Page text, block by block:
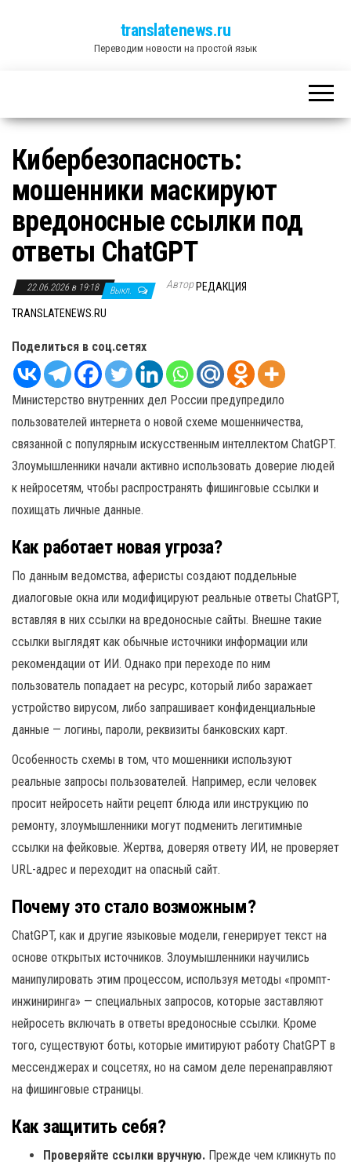
translatenews.ru
Переводим новости на простой язык
Кибербезопасность:
мошенники маскируют
вредоносные ссылки под
ответы ChatGPT
22.06.2026 в 19:18 Выкл. Автор РЕДАКЦИЯ
TRANSLATENEWS.RU
Поделиться в соц.сетях
Министерство внутренних дел России предупредило
пользователей интернета о новой схеме мошенничества,
связанной с популярным искусственным интеллектом ChatGPT.
Злоумышленники начали активно использовать доверие людей
к нейросетям, чтобы распространять фишинговые ссылки и
похищать личные данные.
Как работает новая угроза?
По данным ведомства, аферисты создают поддельные
диалоговые окна или модифицируют реальные ответы ChatGPT,
вставляя в них ссылки на вредоносные сайты. Внешне такие
ссылки выглядят как обычные источники информации или
рекомендации от ИИ. Однако при переходе по ним
пользователь попадает на ресурс, который либо заражает
устройство вирусом, либо запрашивает конфиденциальные
данные — логины, пароли, реквизиты банковских карт.
Особенность схемы в том, что мошенники используют
реальные запросы пользователей. Например, если человек
просит нейросеть найти рецепт блюда или инструкцию по
ремонту, злоумышленники могут подменить легитимные
ссылки на фейковые. Жертва, доверяя ответу ИИ, не проверяет
URL-адрес и переходит на опасный сайт.
Почему это стало возможным?
ChatGPT, как и другие языковые модели, генерирует текст на
основе открытых источников. Злоумышленники научились
манипулировать этим процессом, используя методы «промпт-
инжиниринга» — специальных запросов, которые заставляют
нейросеть включать в ответы вредоносные ссылки. Кроме
того, существуют боты, которые имитируют работу ChatGPT в
мессенджерах и соцсетях, но на самом деле перенаправляют
на фишинговые страницы.
Как защитить себя?
Проверяйте ссылки вручную. Прежде чем кликнуть по